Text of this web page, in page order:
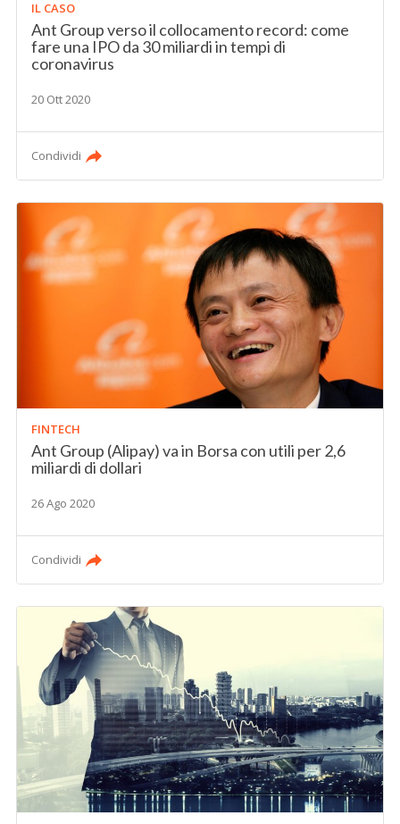
IL CASO
Ant Group verso il collocamento record: come
fare una IPO da 30 miliardi in tempi di
coronavirus
20 Ott 2020
Condividi
FINTECH
Ant Group (Alipay) va in Borsa con utili per 2,6
miliardi di dollari
26 Ago 2020
Condividi